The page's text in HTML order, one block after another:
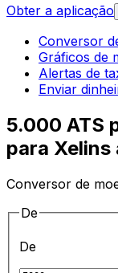
Obter a aplicação
Conversor
Gráficos de
Alertas de
Enviar
5.000 ATS
para
Conversor de
De
De